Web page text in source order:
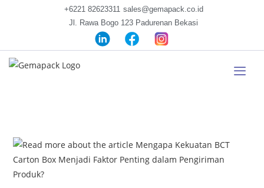
+6221 82623311 sales@gemapack.co.id
Jl. Rawa Bogo 123 Padurenan Bekasi